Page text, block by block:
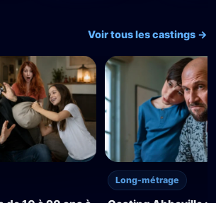
Voir tous les castings →
Long-métrage